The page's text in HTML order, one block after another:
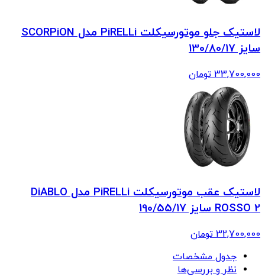
لاستیک جلو موتورسیکلت PiRELLi مدل SCORPiON
سایز 130/80/17
33,700,000 تومان
لاستیک عقب موتورسیکلت PiRELLi مدل DiABLO
ROSSO 2 سایز 190/55/17
32,700,000 تومان
جدول مشخصات
نظر و بررسی‌ها